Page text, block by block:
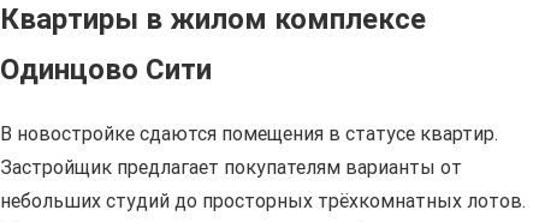
Квартиры в жилом комплексе
Одинцово Сити
В новостройке сдаются помещения в статусе квартир.
Застройщик предлагает покупателям варианты от
небольших студий до просторных трёхкомнатных лотов.